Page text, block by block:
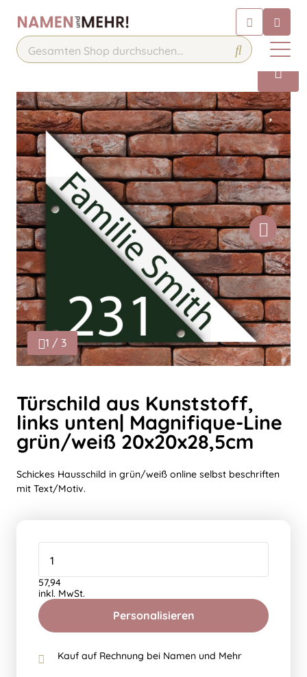
Chatten Sie 24/7 mit unserem
hilfreichen Chatbot
Kontakt
1 / 3
Türschild aus Kunststoff,
links unten| Magnifique-Line
grün/weiß 20x20x28,5cm
Schickes Hausschild in grün/weiß online selbst beschriften
mit Text/Motiv.
Personalisieren
57,94
inkl. MwSt.
Kauf auf Rechnung bei Namen und Mehr